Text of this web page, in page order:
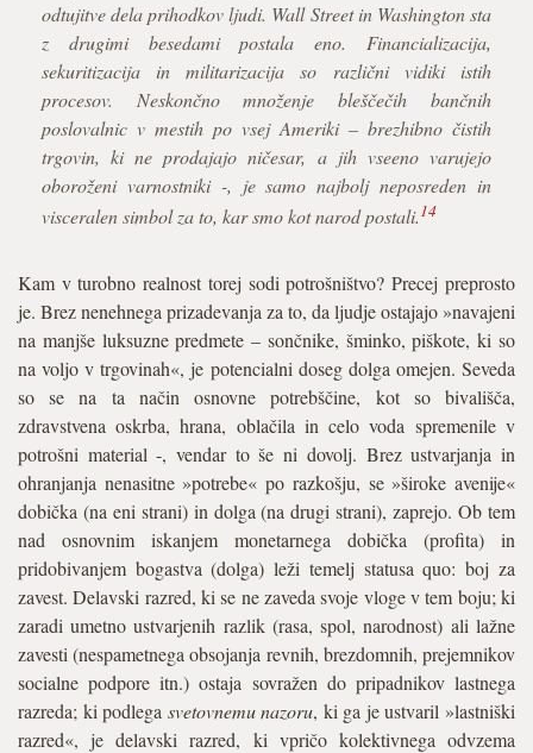
odtujitve dela prihodkov ljudi. Wall Street in Washington sta
z drugimi besedami postala eno. Financializacija,
sekuritizacija in militarizacija so različni vidiki istih
procesov. Neskončno množenje bleščečih bančnih
poslovalnic v mestih po vsej Ameriki – brezhibno čistih
trgovin, ki ne prodajajo ničesar, a jih vseeno varujejo
oboroženi varnostniki -, je samo najbolj neposreden in
visceralen simbol za to, kar smo kot narod postali.14
Kam v turobno realnost torej sodi potrošništvo? Precej preprosto
je. Brez nenehnega prizadevanja za to, da ljudje ostajajo »navajeni
na manjše luksuzne predmete – sončnike, šminko, piškote, ki so
na voljo v trgovinah«, je potencialni doseg dolga omejen. Seveda
so se na ta način osnovne potrebščine, kot so bivališča,
zdravstvena oskrba, hrana, oblačila in celo voda spremenile v
potrošni material -, vendar to še ni dovolj. Brez ustvarjanja in
ohranjanja nenasitne »potrebe« po razkošju, se »široke avenije«
dobička (na eni strani) in dolga (na drugi strani), zaprejo. Ob tem
nad osnovnim iskanjem monetarnega dobička (profita) in
pridobivanjem bogastva (dolga) leži temelj statusa quo: boj za
zavest. Delavski razred, ki se ne zaveda svoje vloge v tem boju; ki
zaradi umetno ustvarjenih razlik (rasa, spol, narodnost) ali lažne
zavesti (nespametnega obsojanja revnih, brezdomnih, prejemnikov
socialne podpore itn.) ostaja sovražen do pripadnikov lastnega
razreda; ki podlega svetovnemu nazoru, ki ga je ustvaril »lastniški
razred«, je delavski razred, ki vpričo kolektivnega odvzema